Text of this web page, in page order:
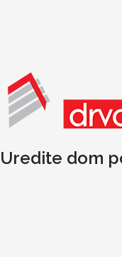
Uredite dom